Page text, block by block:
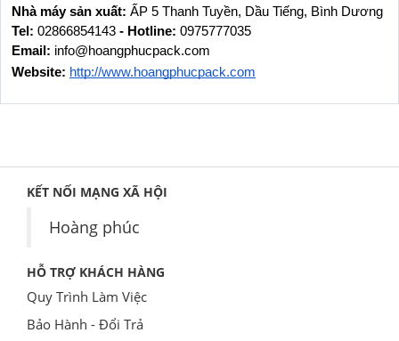
Nhà máy sản xuất: ẤP 5 Thanh Tuyền, Dầu Tiếng, Bình Dương
Tel: 02866854143 - Hotline: 0975777035
Email: info@hoangphucpack.com
Website: http://www.hoangphucpack.com
KẾT NỐI MẠNG XÃ HỘI
Hoàng phúc
HỖ TRỢ KHÁCH HÀNG
Quy Trình Làm Việc
Bảo Hành - Đổi Trả